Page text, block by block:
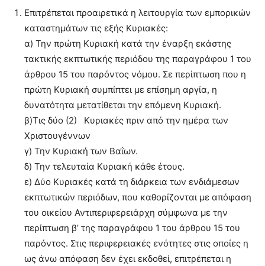
Επιτρέπεται προαιρετικά η λειτουργία των εμπορικών
καταστημάτων τις εξής Κυριακές:
α) Την πρώτη Κυριακή κατά την έναρξη εκάστης
τακτικής εκπτωτικής περιόδου της παραγράφου 1 του
άρθρου 15 του παρόντος νόμου. Σε περίπτωση που η
πρώτη Κυριακή συμπίπτει με επίσημη αργία, η
δυνατότητα μετατίθεται την επόμενη Κυριακή.
β)Τις δύο (2) Κυριακές πριν από την ημέρα των
Χριστουγέννων
γ) Την Κυριακή των Βαΐων.
δ) Την τελευταία Κυριακή κάθε έτους.
ε) Δύο Κυριακές κατά τη διάρκεια των ενδιάμεσων
εκπτωτικών περιόδων, που καθορίζονται με απόφαση
του οικείου Αντιπεριφερειάρχη σύμφωνα με την
περίπτωση β’ της παραγράφου 1 του άρθρου 15 του
παρόντος. Στις περιφερειακές ενότητες στις οποίες η
ως άνω απόφαση δεν έχει εκδοθεί, επιτρέπεται η